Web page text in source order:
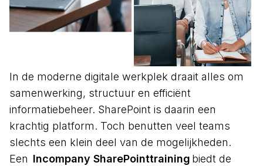
In de moderne digitale werkplek draait alles om
samenwerking, structuur en efficiënt
informatiebeheer. SharePoint is daarin een
krachtig platform. Toch benutten veel teams
slechts een klein deel van de mogelijkheden.
Een Incompany SharePointtraining biedt de